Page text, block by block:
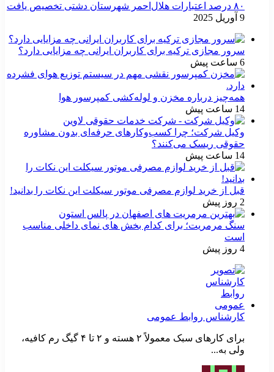
۸۰ درصد اعتبارات هلال‌احمر شهرستان دشتی تخصیص یافت
9 آوریل 2025
سرور مجازی ترکیه برای کاربران ایرانی چه مزایایی دارد؟
6 ساعت پیش
همه‌چیز درباره مخزن و لوله‌کشی کمپرسور هوا
14 ساعت پیش
وکیل شرکت؛ چرا کسب‌وکارهای حرفه‌ای بدون مشاوره
حقوقی ریسک می‌کنند؟
14 ساعت پیش
قبل از خرید لوازم مصرفی موتور سیکلت این نکات را بدانید!
2 روز پیش
سنگ مرمریت؛ برای کدام بخش های نمای داخلی مناسب
است
4 روز پیش
کارشناس روابط عمومی
برای کارهای سبک معمولاً ۲ هسته و ۲ تا ۴ گیگ رم کافیه،
ولی به...